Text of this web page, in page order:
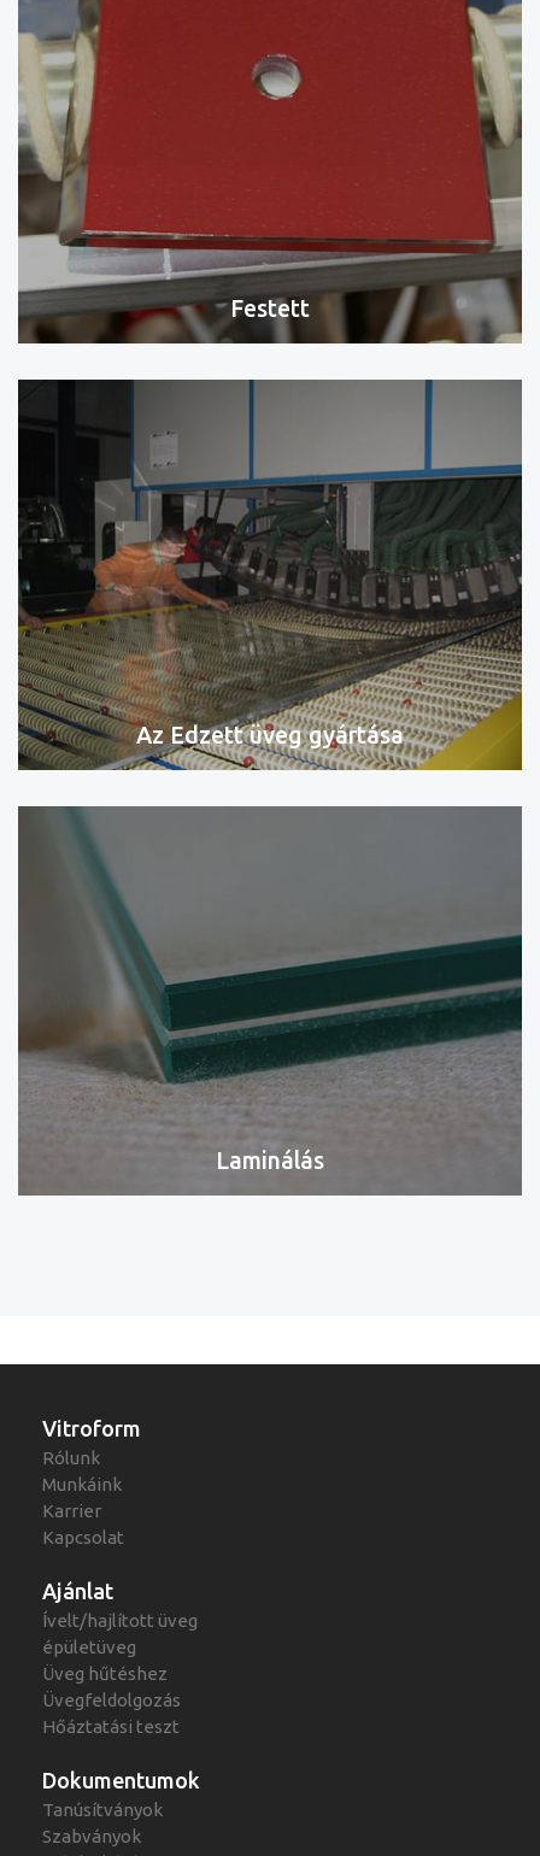
Festett
Az Edzett üveg gyártása
Laminálás
Vitroform
Rólunk
Munkáink
Karrier
Kapcsolat
Ajánlat
Ívelt/hajlított üveg
épületüveg
Üveg hűtéshez
Üvegfeldolgozás
Hőáztatási teszt
Dokumentumok
Tanúsítványok
Szabványok